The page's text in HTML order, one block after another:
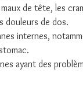
de tête, les
douleurs de dos.
internes,
ayant des